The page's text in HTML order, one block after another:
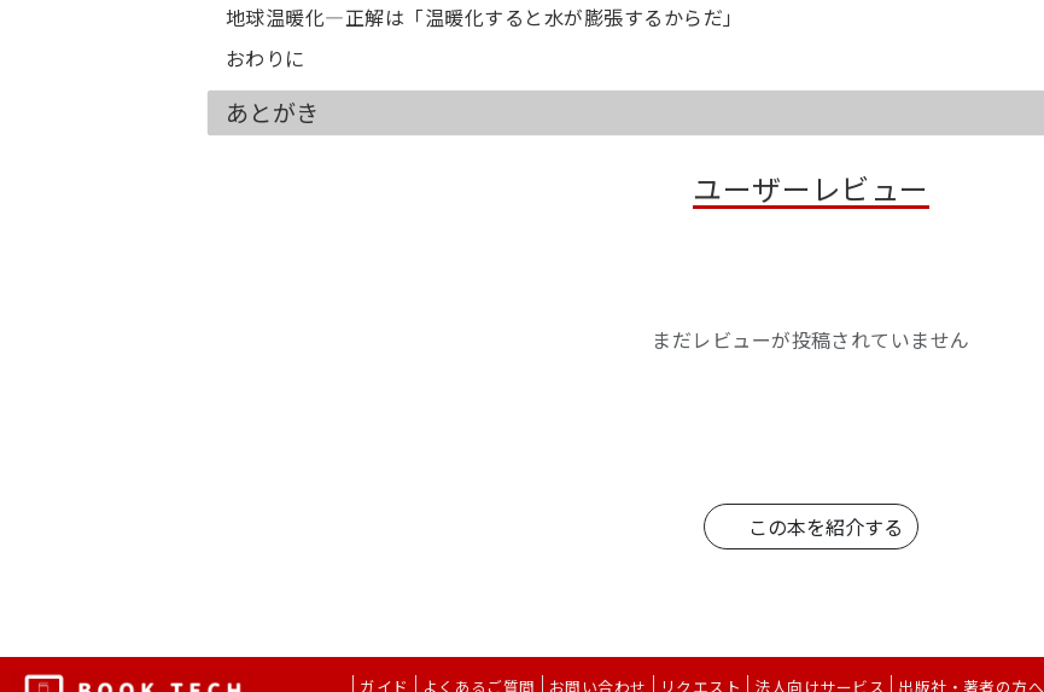
地球温暖化―正解は「温暖化すると水が膨張するからだ」
おわりに
あとがき
ユーザーレビュー
まだレビューが投稿されていません
この本を紹介する
ガイド よくあるご質問 お問い合わせ リクエスト 法人向けサービス 出版社・著者の方へ